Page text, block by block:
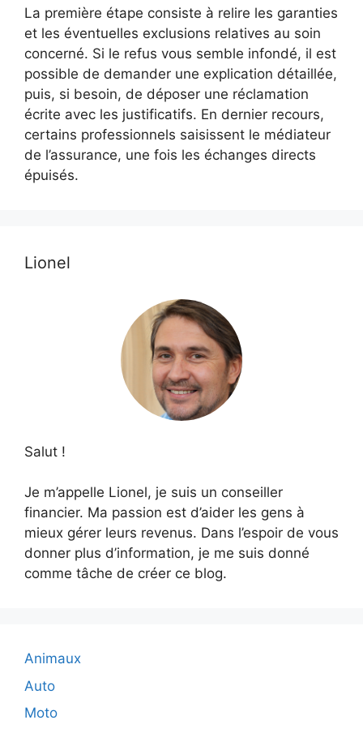
La première étape consiste à relire les garanties
et les éventuelles exclusions relatives au soin
concerné. Si le refus vous semble infondé, il est
possible de demander une explication détaillée,
puis, si besoin, de déposer une réclamation
écrite avec les justificatifs. En dernier recours,
certains professionnels saisissent le médiateur
de l’assurance, une fois les échanges directs
épuisés.
Lionel
Salut !
Je m’appelle Lionel, je suis un conseiller
financier. Ma passion est d’aider les gens à
mieux gérer leurs revenus. Dans l’espoir de vous
donner plus d’information, je me suis donné
comme tâche de créer ce blog.
Animaux
Auto
Moto